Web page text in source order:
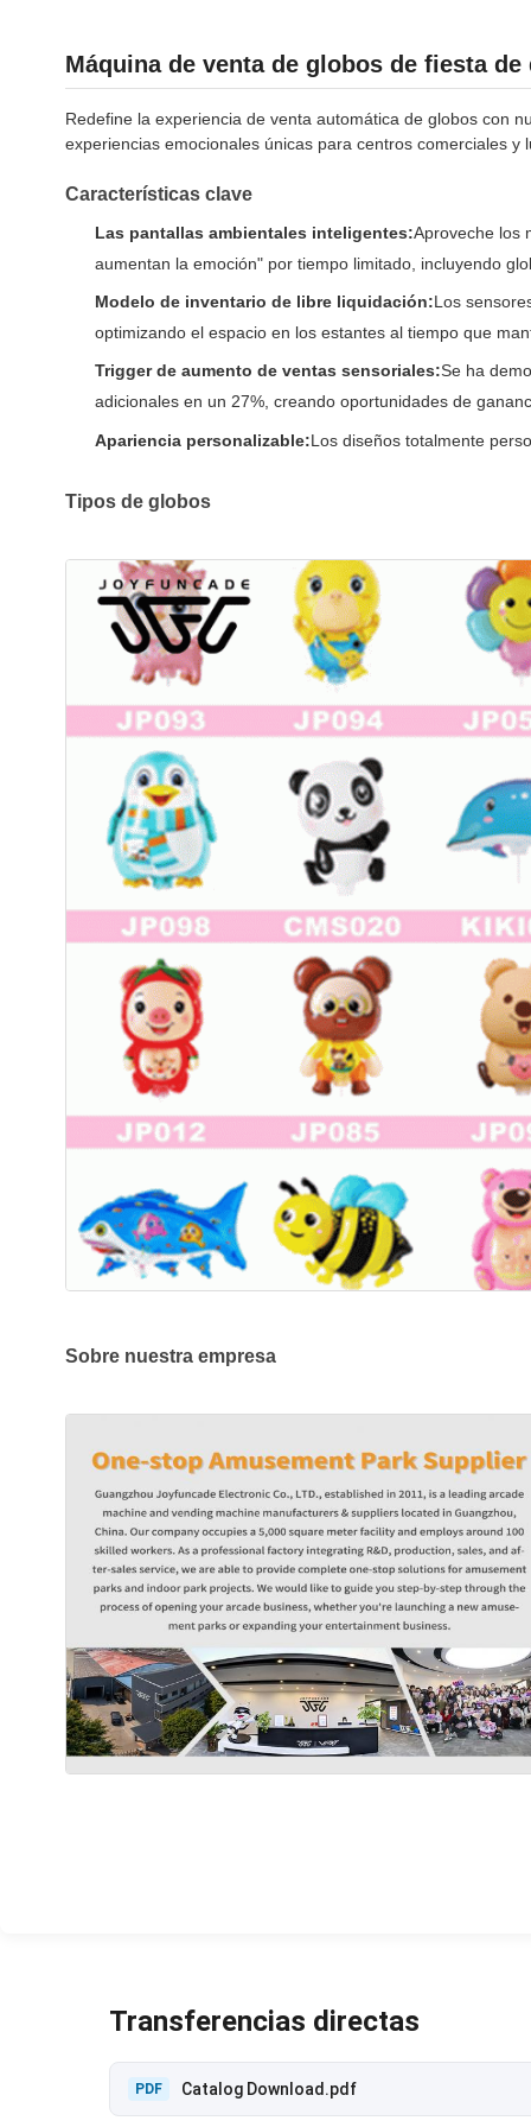
Máquina de venta de globos de fiesta
Redefine la experiencia de venta automática de globos con
experiencias emocionales únicas para centros comerciales y
Características clave
Las pantallas ambientales inteligentes:Aproveche los
aumentan la emoción" por tiempo limitado, incluyendo
Modelo de inventario de libre liquidación:Los
optimizando el espacio en los estantes al tiempo que
Trigger de aumento de ventas sensoriales:Se ha
adicionales en un 27%, creando oportunidades de
Apariencia personalizable:Los diseños totalmente
Tipos de globos
Sobre nuestra empresa
Transferencias directas
PDF Catalog Download.pdf